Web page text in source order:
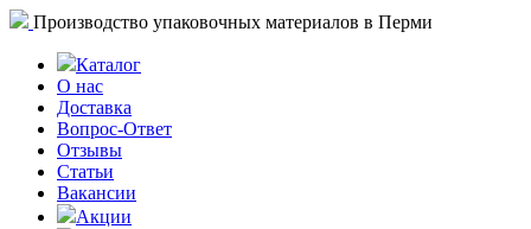
Производство упаковочных материалов в Перми
Каталог
О нас
Доставка
Вопрос-Ответ
Отзывы
Статьи
Вакансии
Акции